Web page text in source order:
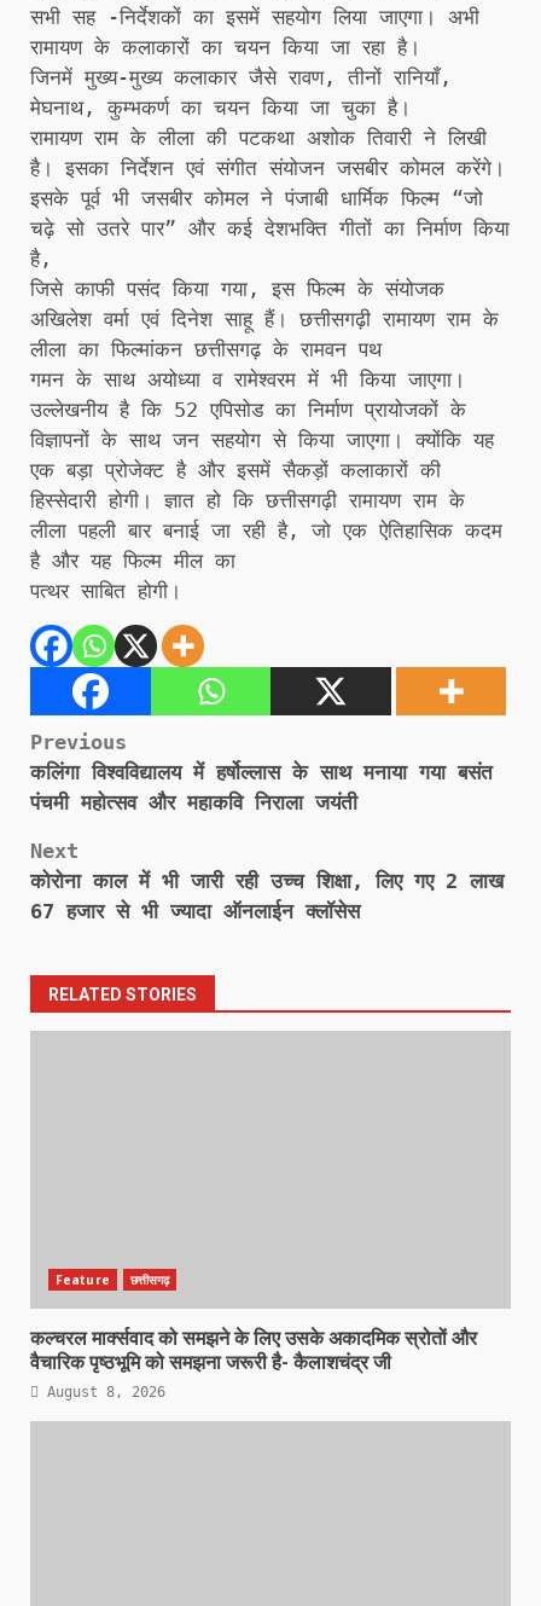
सभी सह -निर्देशकों का इसमें सहयोग लिया जाएगा। अभी
रामायण के कलाकारों का चयन किया जा रहा है।
जिनमें मुख्य-मुख्य कलाकार जैसे रावण, तीनों रानियाँ,
मेघनाथ, कुम्भकर्ण का चयन किया जा चुका है।
रामायण राम के लीला की पटकथा अशोक तिवारी ने लिखी
है। इसका निर्देशन एवं संगीत संयोजन जसबीर कोमल करेंगे।
इसके पूर्व भी जसबीर कोमल ने पंजाबी धार्मिक फिल्म “जो
चढ़े सो उतरे पार” और कई देशभक्ति गीतों का निर्माण किया
है,
जिसे काफी पसंद किया गया, इस फिल्म के संयोजक
अखिलेश वर्मा एवं दिनेश साहू हैं। छत्तीसगढ़ी रामायण राम के
लीला का फिल्मांकन छत्तीसगढ़ के रामवन पथ
गमन के साथ अयोध्या व रामेश्वरम में भी किया जाएगा।
उल्लेखनीय है कि 52 एपिसोड का निर्माण प्रायोजकों के
विज्ञापनों के साथ जन सहयोग से किया जाएगा। क्योंकि यह
एक बड़ा प्रोजेक्ट है और इसमें सैकड़ों कलाकारों की
हिस्सेदारी होगी। ज्ञात हो कि छत्तीसगढ़ी रामायण राम के
लीला पहली बार बनाई जा रही है, जो एक ऐतिहासिक कदम
है और यह फिल्म मील का
पत्थर साबित होगी।
Post
navigation
Previous
कलिंगा विश्वविद्यालय में हर्षोल्लास के साथ मनाया गया बसंत
पंचमी महोत्सव और महाकवि निराला जयंती
Next
कोरोना काल में भी जारी रही उच्च शिक्षा, लिए गए 2 लाख
67 हजार से भी ज्यादा ऑनलाईन क्लॉसेस
RELATED STORIES
Feature छत्तीसगढ़
कल्चरल मार्क्सवाद को समझने के लिए उसके अकादमिक स्रोतों और
वैचारिक पृष्ठभूमि को समझना जरूरी है- कैलाशचंद्र जी
August 8, 2026